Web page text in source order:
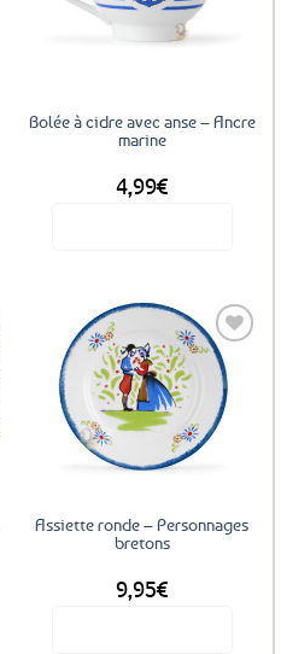
Bolée à cidre avec anse – Ancre
marine
4,99€
Ajouter
aux
favoris
Assiette ronde – Personnages
bretons
9,95€